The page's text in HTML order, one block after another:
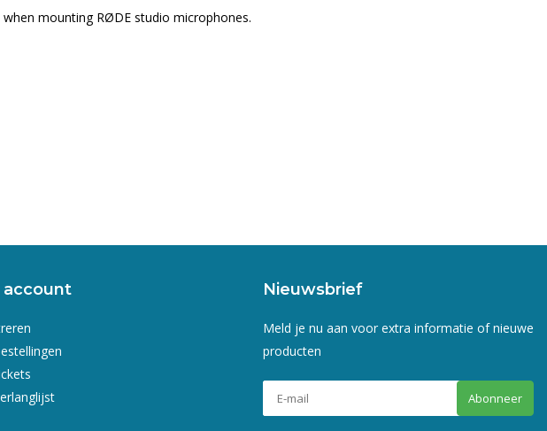
mounting RØDE studio microphones.
account Nieuwsbrief
Meld je nu aan voor extra informatie of nieuwe
producten
Abonneer